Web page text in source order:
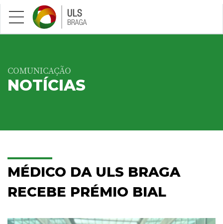
Saltar para conteúdo principal
COMUNICAÇÃO
NOTÍCIAS
MÉDICO DA ULS BRAGA
RECEBE PRÉMIO BIAL